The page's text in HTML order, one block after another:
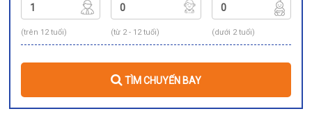
(trên 12 tuổi) (từ 2 - 12 tuổi) (dưới 2 tuổi)
TÌM CHUYẾN BAY